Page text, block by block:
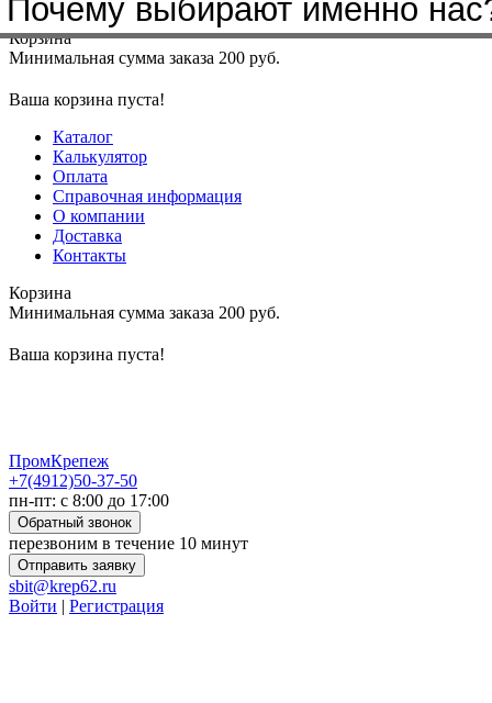
Меню+7(4912)50-37-50sbit@krep62.ru
Корзина
Минимальная сумма заказа 200 руб.
Ваша корзина пуста!
Каталог
Калькулятор
Оплата
Справочная информация
О компании
Доставка
Контакты
Корзина
Минимальная сумма заказа 200 руб.
Ваша корзина пуста!
ПромКрепеж
+7(4912)50-37-50
пн-пт: с 8:00 до 17:00
Обратный звонок
перезвоним в течение 10 минут
Отправить заявку
sbit@krep62.ru
Войти | Регистрация
Почему выбирают именно